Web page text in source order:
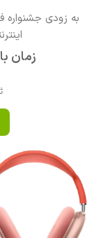
به زودی
زمان